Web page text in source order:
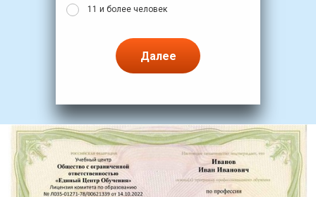
11 и более человек
Далее